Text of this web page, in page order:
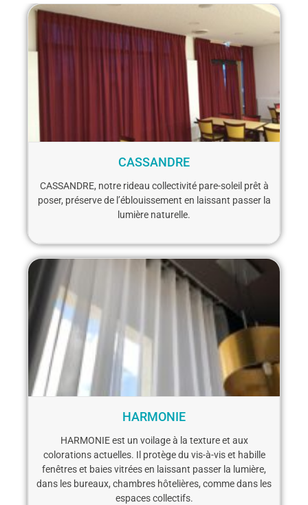
CASSANDRE
CASSANDRE, notre rideau collectivité pare-soleil prêt à
poser, préserve de l’éblouissement en laissant passer la
lumière naturelle.
HARMONIE
HARMONIE est un voilage à la texture et aux
colorations actuelles. Il protège du vis-à-vis et habille
fenêtres et baies vitrées en laissant passer la lumière,
dans les bureaux, chambres hôtelières, comme dans les
espaces collectifs.